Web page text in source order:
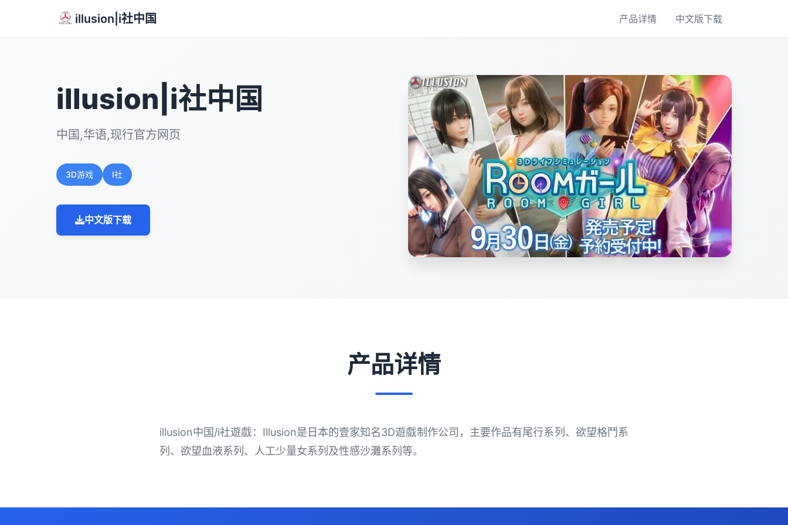
illusion|i社中国 产品详情 中文版下载
illusion|i社中国
中国,华语,现行官方网页
3D游戏 I社
中文版下载
产品详情
illusion中国/i社遊戲：Illusion是日本的壹家知名3D遊戲制作公司，主要作品有尾行系列、欲望格鬥系
列、欲望血液系列、人工少量女系列及性感沙灘系列等。